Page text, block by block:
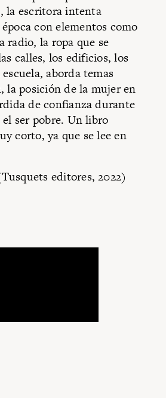
la escritora intenta
con elementos como
radio, la ropa que se
calles, los edificios, los
aborda temas
la posición de la mujer en
de confianza durante
ser pobre. Un libro
corto, ya que se lee en
editores, 2022)